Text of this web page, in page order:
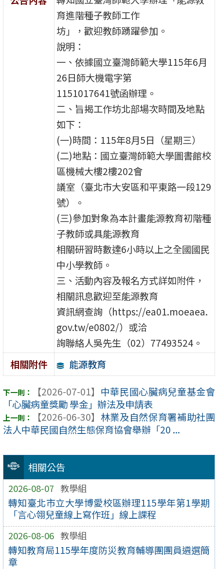
相關公告
2026-08-07 教學組
轉知臺北市立大學博愛校區辦理115學年第1學期
「言心翎兒童線上寫作班」線上課程
2026-08-06 教學組
轉知教育局115學年度防災教育輔導團團員遴選簡
章
育進階種子教師工作
坊」，歡迎教師踴躍參加。
說明：
一、依據國立臺灣師範大學115年6月
26日師大機電字第
1151017641號函辦理。
二、旨揭工作坊北部場次時間及地點
如下：
(一)時間：115年8月5日（星期三）
(二)地點：國立臺灣師範大學圖書館校
區機械大樓2樓202會
議室（臺北市大安區和平東路一段129
號）。
(三)參加對象為本計畫能源教育初階種
子教師或具能源教育
相關研習時數達6小時以上之全國國民
中小學教師。
三、活動內容及報名方式詳如附件，
相關訊息歡迎至能源教育
資訊網查詢（https://ea01.moeaea.
gov.tw/e0802/）或洽
詢聯絡人吳先生（02）77493524。
相關附件
能源教育
【2026-07-01】 中華民國心臟病兒童基金會
「心臟病童獎勵 學金」辦法及申請表
【2026-06-30】 林業及自然保育署補助社團
法人中華民國自然生態保育協會舉辦「20 ...